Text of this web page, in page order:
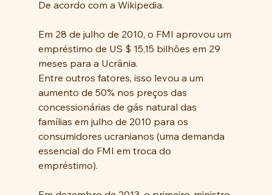
De acordo com a Wikipedia.
Em 28 de julho de 2010, o FMI aprovou um
empréstimo de US $ 15,15 bilhões em 29
meses para a Ucrânia.
Entre outros fatores, isso levou a um
aumento de 50% nos preços das
concessionárias de gás natural das
famílias em julho de 2010 para os
consumidores ucranianos (uma demanda
essencial do FMI em troca do
empréstimo).